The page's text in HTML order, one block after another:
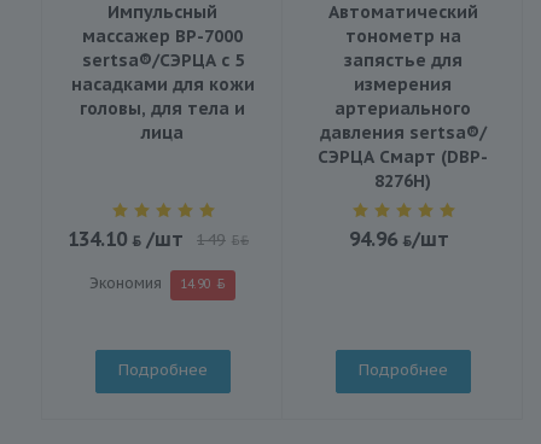
Импульсный
массажер BP-7000
sertsa®/СЭРЦА с 5
насадками для кожи
головы, для тела и
лица
134.10 /шт 149 BYN
Экономия 14.90
Подробнее
Автоматический
тонометр на
запястье для
измерения
артериального
давления sertsa®/
СЭРЦА Смарт (DBP-
8276H)
94.96 /шт
Подробнее